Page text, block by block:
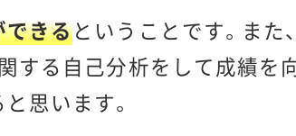
できるということです。また
する自己分析をして成績を
思います。